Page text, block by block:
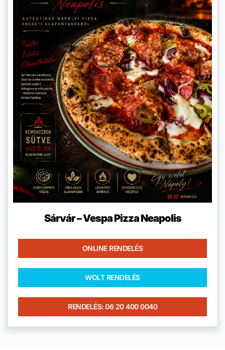
Sárvár – Vespa Pizza Neapolis
ONLINE RENDELÉS
WOLT RENDELÉS
RENDELÉS: 06 20 400 0040